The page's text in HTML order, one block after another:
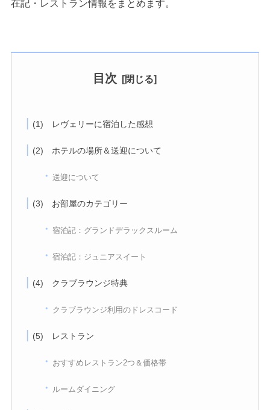
在記・レストラン情報をまとめます。
目次
(1) レヴェリーに宿泊した感想
(2) ホテルの場所＆送迎について
送迎について
(3) お部屋のカテゴリー
宿泊記：グランドデラックスルーム
宿泊記：ジュニアスイート
(4) クラブラウンジ特典
クラブラウンジ利用のドレスコード
(5) レストラン
おすすめレストラン2つ＆価格帯
ルームダイニング